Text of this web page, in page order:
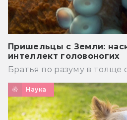
Пришельцы с Земли:
интеллект головоногих
Братья по разуму в толще
Наука